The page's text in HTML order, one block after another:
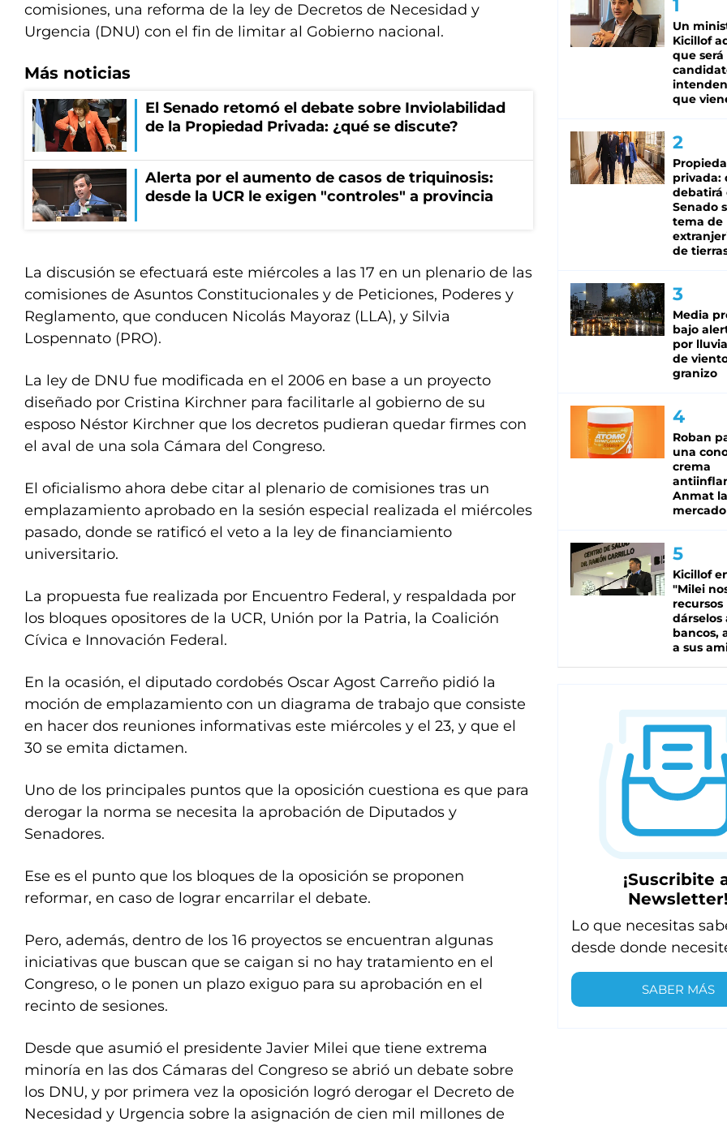
comisiones, una reforma de la ley de Decretos de Necesidad y
Urgencia (DNU) con el fin de limitar al Gobierno nacional.
Más noticias
El Senado retomó el debate sobre Inviolabilidad
de la Propiedad Privada: ¿qué se discute?
Alerta por el aumento de casos de triquinosis:
desde la UCR le exigen "controles" a provincia
La discusión se efectuará este miércoles a las 17 en un plenario de las
comisiones de Asuntos Constitucionales y de Peticiones, Poderes y
Reglamento, que conducen Nicolás Mayoraz (LLA), y Silvia
Lospennato (PRO).
La ley de DNU fue modificada en el 2006 en base a un proyecto
diseñado por Cristina Kirchner para facilitarle al gobierno de su
esposo Néstor Kirchner que los decretos pudieran quedar firmes con
el aval de una sola Cámara del Congreso.
El oficialismo ahora debe citar al plenario de comisiones tras un
emplazamiento aprobado en la sesión especial realizada el miércoles
pasado, donde se ratificó el veto a la ley de financiamiento
universitario.
La propuesta fue realizada por Encuentro Federal, y respaldada por
los bloques opositores de la UCR, Unión por la Patria, la Coalición
Cívica e Innovación Federal.
En la ocasión, el diputado cordobés Oscar Agost Carreño pidió la
moción de emplazamiento con un diagrama de trabajo que consiste
en hacer dos reuniones informativas este miércoles y el 23, y que el
30 se emita dictamen.
Uno de los principales puntos que la oposición cuestiona es que para
derogar la norma se necesita la aprobación de Diputados y
Senadores.
Ese es el punto que los bloques de la oposición se proponen
reformar, en caso de lograr encarrilar el debate.
Pero, además, dentro de los 16 proyectos se encuentran algunas
iniciativas que buscan que se caigan si no hay tratamiento en el
Congreso, o le ponen un plazo exiguo para su aprobación en el
recinto de sesiones.
Desde que asumió el presidente Javier Milei que tiene extrema
minoría en las dos Cámaras del Congreso se abrió un debate sobre
los DNU, y por primera vez la oposición logró derogar el Decreto de
Necesidad y Urgencia sobre la asignación de cien mil millones de
Un
Kicillof
que será
que
privada:
debatirá
Senado
tema de
de
Media
bajo
por
de
granizo
Roban
una
crema
Anmat
mercado
Kicillof
"Milei
recursos
dárselos
bancos,
a sus
¡Suscribite
Lo que necesitas
desde donde
SABER MÁS